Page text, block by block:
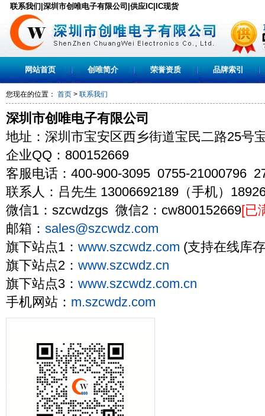
联系我们|深圳市创唯电子有限公司|供应IC|IC现货
网站首页 创唯简介 荣誉资质 品牌索引
您现在的位置： 首页 > 联系我们
深圳市创唯电子有限公司
地址：深圳市宝安区西乡街道宝民二路25号
企业QQ：800152669
客服电话：400-900-3095 0755-21000796
联系人：吕先生 13006692189（手机）
微信1：szcwdzgs 微信2：cw800152669[已
邮箱： sales@szcwdz.com
旗下站点1： www.szcwdz.com (支持在线库
旗下站点2： www.szcwdz.cn
旗下站点3： www.szcwdz.com.cn
手机网站： m.szcwdz.com